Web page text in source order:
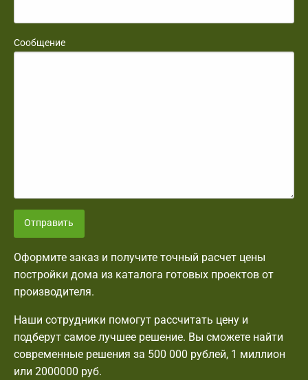
Сообщение
Отправить
Оформите заказ и получите точный расчет цены
постройки дома из каталога готовых проектов от
производителя.
Наши сотрудники помогут рассчитать цену и
подберут самое лучшее решение. Вы сможете найти
современные решения за 500 000 рублей, 1 миллион
или 2000000 руб.